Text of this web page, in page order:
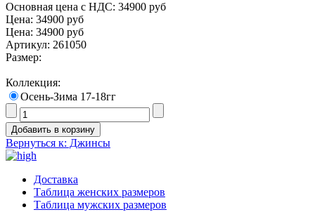
Основная цена с НДС: 34900 руб
Цена: 34900 руб
Цена: 34900 руб
Артикул: 261050
Размер:
Коллекция:
Осень-Зима 17-18гг
Вернуться к: Джинсы
Доставка
Таблица женских размеров
Таблица мужских размеров